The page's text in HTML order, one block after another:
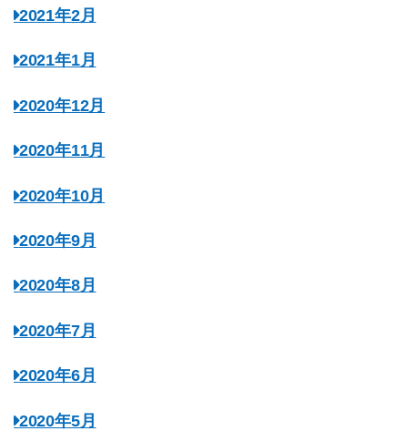
2021年2月
2021年1月
2020年12月
2020年11月
2020年10月
2020年9月
2020年8月
2020年7月
2020年6月
2020年5月